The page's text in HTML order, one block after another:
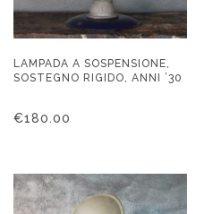
LAMPADA A SOSPENSIONE,
SOSTEGNO RIGIDO, ANNI ’30
€180.00